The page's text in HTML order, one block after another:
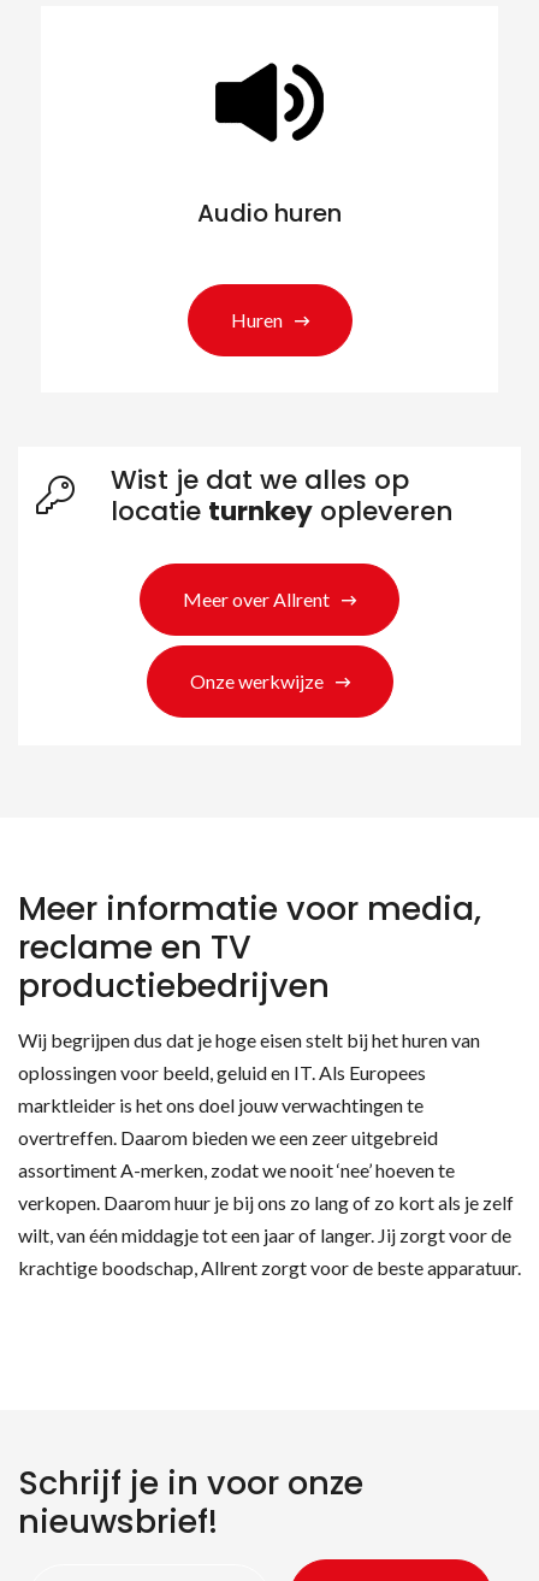
Audio huren
Huren
Wist je dat we alles op
locatie turnkey opleveren
Meer over Allrent
Onze werkwijze
Meer informatie voor media,
reclame en TV
productiebedrijven
Wij begrijpen dus dat je hoge eisen stelt bij het huren van
oplossingen voor beeld, geluid en IT. Als Europees
marktleider is het ons doel jouw verwachtingen te
overtreffen. Daarom bieden we een zeer uitgebreid
assortiment A-merken, zodat we nooit ‘nee’ hoeven te
verkopen. Daarom huur je bij ons zo lang of zo kort als je zelf
wilt, van één middagje tot een jaar of langer. Jij zorgt voor de
krachtige boodschap, Allrent zorgt voor de beste apparatuur.
Schrijf je in voor onze
nieuwsbrief!